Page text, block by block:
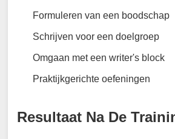
Formuleren van een boodschap
Schrijven voor een doelgroep
Omgaan met een writer's block
Praktijkgerichte oefeningen
Resultaat Na De